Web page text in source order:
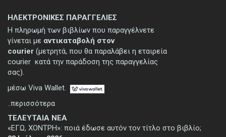
ΤΕΛΕΥΤΑΙΑ ΝΕΑ
«ΕΓΩ, ΧΟΝΤΡΗ»: ποιά έδωσε αυτόν τον τίτλο στο βιβλίο;
ΗΛΕΚΤΡΟΝΙΚΕΣ ΠΑΡΑΓΓΕΛΙΕΣ
Η πληρωμή των βιβλίων που παραγγέλνετε
γίνεται με αντικαταβολή στον
courier (μετρητά, που θα παραλάβει η εταιρεία
courier κατά την παράδοση της παραγγελίας
σας).
μέσω Viva Wallet.
..περισσότερα